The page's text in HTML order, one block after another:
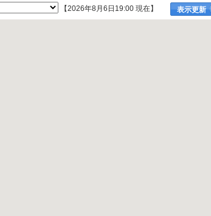
【2026年8月 6 日 19:00 現在】